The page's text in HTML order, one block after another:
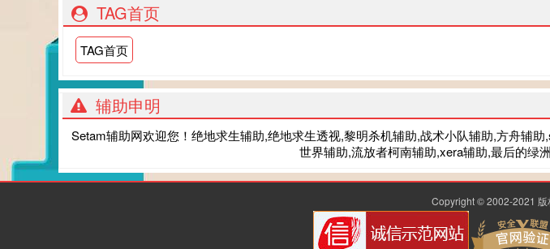
TAG首页
TAG首页
辅助申明
Setam辅助网欢迎您！绝地求生辅助,绝地求生透视,黎明杀机辅助,战术小队辅助,方舟辅
世界辅助,流放者柯南辅助,xera辅助,最后的绿
Copyright © 2002-2021 版